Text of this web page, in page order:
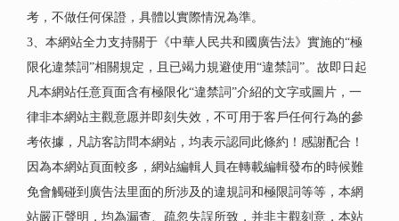
考，不做任何保證，具體以實際情況為準。
3、本網站全力支持關于《中華人民共和國廣告法》實施的“極
限化違禁詞”相關規定，且已竭力規避使用“違禁詞”。故即日起
凡本網站任意頁面含有極限化“違禁詞”介紹的文字或圖片，一
律非本網站主觀意愿并即刻失效，不可用于客戶任何行為的參
考依據，凡訪客訪問本網站，均表示認同此條約！感謝配合！
因為本網站頁面較多，網站編輯人員在轉載編輯發布的時候難
免會觸碰到廣告法里面的所涉及的違規詞和極限詞等等，本網
站嚴正聲明，均為漏查、疏忽失誤所致，并非主觀刻意，本站